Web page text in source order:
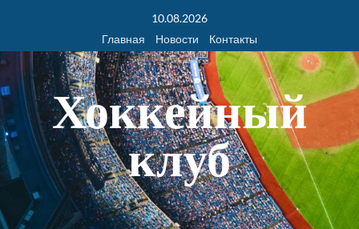
10.08.2026
Главная
Новости Контакты
Хоккейный
клуб